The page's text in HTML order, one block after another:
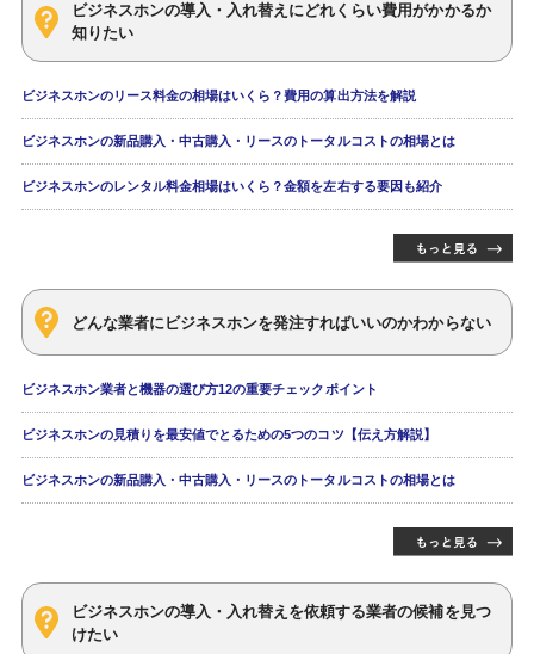
ビジネスホンの導入・入れ替えにどれくらい費用がかかるか
知りたい
ビジネスホンのリース料金の相場はいくら？費用の算出方法を解説
ビジネスホンの新品購入・中古購入・リースのトータルコストの相場とは
ビジネスホンのレンタル料金相場はいくら？金額を左右する要因も紹介
どんな業者にビジネスホンを発注すればいいのかわからない
ビジネスホン業者と機器の選び方12の重要チェックポイント
ビジネスホンの見積りを最安値でとるための5つのコツ【伝え方解説】
ビジネスホンの新品購入・中古購入・リースのトータルコストの相場とは
ビジネスホンの導入・入れ替えを依頼する業者の候補を見つ
けたい